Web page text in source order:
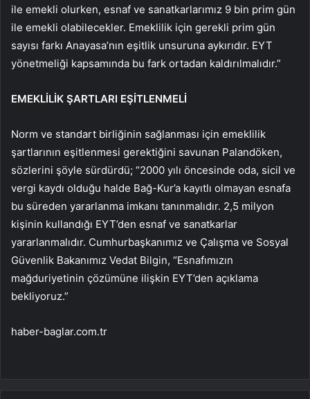
ile emekli olurken, esnaf ve sanatkarlarımız 9 bin prim gün
ile emekli olabilecekler. Emeklilik için gerekli prim gün
sayısı farkı Anayasa’nın eşitlik unsuruna aykırıdır. EYT
yönetmeliği kapsamında bu fark ortadan kaldırılmalıdır.”
EMEKLİLİK ŞARTLARI EŞİTLENMELİ
Norm ve standart birliğinin sağlanması için emeklilik
şartlarının eşitlenmesi gerektiğini savunan Palandöken,
sözlerini şöyle sürdürdü; “2000 yılı öncesinde oda, sicil ve
vergi kaydı olduğu halde Bağ-Kur’a kayıtlı olmayan esnafa
bu süreden yararlanma imkanı tanınmalıdır. 2,5 milyon
kişinin kullandığı EYT’den esnaf ve sanatkarlar
yararlanmalıdır. Cumhurbaşkanımız ve Çalışma ve Sosyal
Güvenlik Bakanımız Vedat Bilgin, “Esnafımızın
mağduriyetinin çözümüne ilişkin EYT’den açıklama
bekliyoruz.”
haber-baglar.com.tr